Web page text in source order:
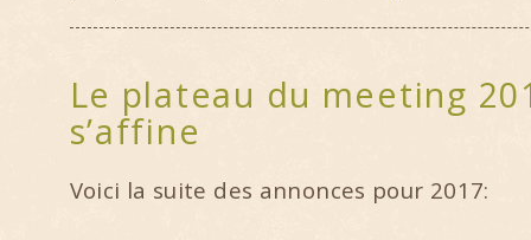
Le plateau du meeting
s’affine
Voici la suite des annonces pour 2017: